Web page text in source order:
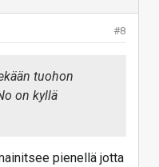
#8
tuohon
on kyllä
pienellä jotta